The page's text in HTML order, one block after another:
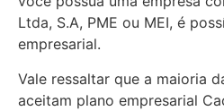
Ltda, S.A, PME ou MEI, é
empresarial.
Vale ressaltar que a maioria
aceitam plano empresarial